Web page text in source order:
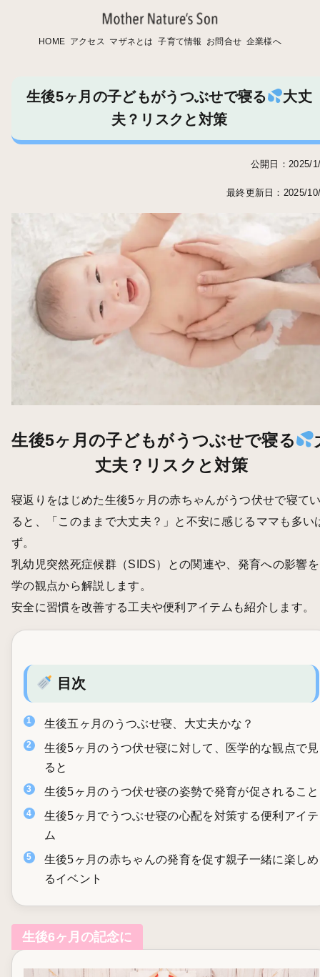
HOME アクセス マザネとは 子育て情報 お問合せ 企業様へ
生後5ヶ月の子どもがうつぶせで寝る
大丈
夫？リスクと対策
公開日：2025/
最終更新日：2025/
生後5ヶ月の子どもがうつぶせで寝る
丈夫？リスクと対策
寝返りをはじめた生後5ヶ月の赤ちゃんがうつ伏せで寝て
ると、「このままで大丈夫？」と不安に感じるママも多い
ず。
乳幼児突然死症候群（SIDS）との関連や、発育への影響
学の観点から解説します。
安全に習慣を改善する工夫や便利アイテムも紹介します。
目次
生後五ヶ月のうつぶせ寝、大丈夫かな？
生後5ヶ月のうつ伏せ寝に対して、医学的な観点で見
ると
生後5ヶ月のうつ伏せ寝の姿勢で発育が促されること
生後5ヶ月でうつぶせ寝の心配を対策する便利アイテ
ム
生後5ヶ月の赤ちゃんの発育を促す親子一緒に楽しめ
るイベント
生後6ヶ月の記念に